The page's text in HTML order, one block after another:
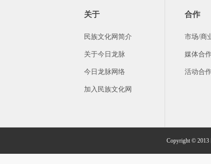
关于
民族文化网简介
关于今日龙脉
今日龙脉网络
加入民族文化网
合作
市场/商
媒体合
活动合
Copyright © 2013